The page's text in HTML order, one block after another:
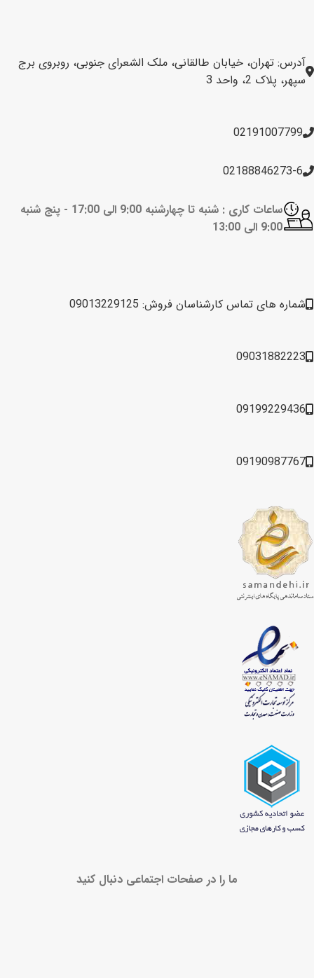
آدرس: تهران، خیابان طالقانی، ملک الشعرای جنوبی، روبروی برج
سپهر، پلاک 2، واحد 3
02191007799
02188846273-6
ساعات کاری : شنبه تا چهارشنبه 9:00 الی 17:00 -
پنج شنبه
9:00 الی 13:00
شماره های تماس کارشناسان فروش: 09013229125
09031882223
09199229436
09190987767
ما را در صفحات اجتماعی دنبال کنید